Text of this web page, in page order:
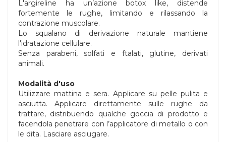
L'argireline ha un’azione botox like, distende
fortemente le rughe, limitando e rilassando la
contrazione muscolare.
Lo squalano di derivazione naturale mantiene
l'idratazione cellulare.
Senza parabeni, solfati e ftalati, glutine, derivati
animali.
Modalità d'uso
Utilizzare mattina e sera. Applicare su pelle pulita e
asciutta. Applicare direttamente sulle rughe da
trattare, distribuendo qualche goccia di prodotto e
facendola penetrare con l’applicatore di metallo o con
le dita. Lasciare asciugare.